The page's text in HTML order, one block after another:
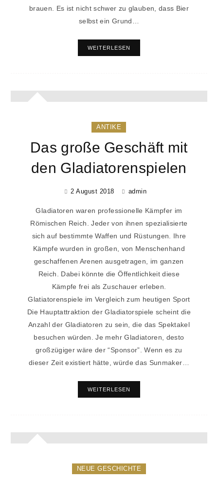
brauen. Es ist nicht schwer zu glauben, dass Bier
selbst ein Grund…
WEITERLESEN
ANTIKE
Das große Geschäft mit
den Gladiatorenspielen
2 August 2018 admin
Gladiatoren waren professionelle Kämpfer im
Römischen Reich. Jeder von ihnen spezialisierte
sich auf bestimmte Waffen und Rüstungen. Ihre
Kämpfe wurden in großen, von Menschenhand
geschaffenen Arenen ausgetragen, im ganzen
Reich. Dabei könnte die Öffentlichkeit diese
Kämpfe frei als Zuschauer erleben.
Glatiatorenspiele im Vergleich zum heutigen Sport
Die Hauptattraktion der Gladiatorspiele scheint die
Anzahl der Gladiatoren zu sein, die das Spektakel
besuchen würden. Je mehr Gladiatoren, desto
großzügiger wäre der “Sponsor”. Wenn es zu
dieser Zeit existiert hätte, würde das Sunmaker…
WEITERLESEN
NEUE GESCHICHTE